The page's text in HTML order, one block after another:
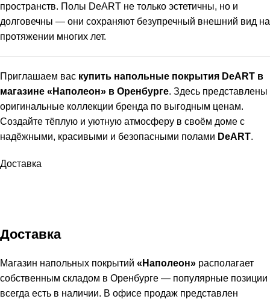
пространств. Полы DeART не только эстетичны, но и
долговечны — они сохраняют безупречный внешний вид на
протяжении многих лет.
Приглашаем вас купить напольные покрытия DeART в
магазине «Наполеон» в Оренбурге. Здесь представлены
оригинальные коллекции бренда по выгодным ценам.
Создайте тёплую и уютную атмосферу в своём доме с
надёжными, красивыми и безопасными полами DeART.
Доставка
Доставка
Магазин напольных покрытий «Наполеон» располагает
собственным складом в Оренбурге — популярные позиции
всегда есть в наличии. В офисе продаж представлен